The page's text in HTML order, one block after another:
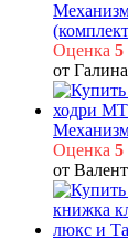
Оценка 5
от Галина
Оценка 5
от